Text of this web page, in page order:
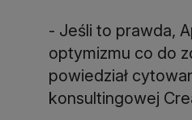
- Jeśli to prawda,
optymizmu co do
powiedział
konsultingowej